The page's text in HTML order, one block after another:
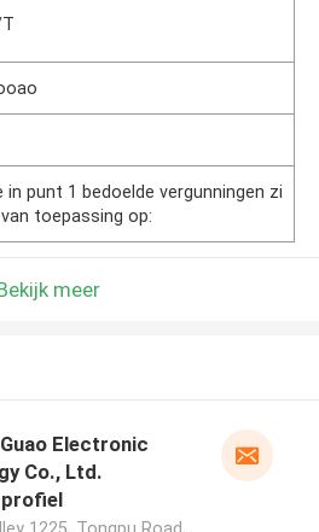
in punt 1 bedoelde vergunningen zi
toepassing op:
meer
Electronic
Co., Ltd.